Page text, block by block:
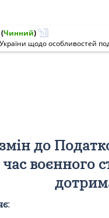
(Чинний)